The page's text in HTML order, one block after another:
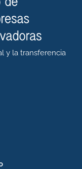
y la transferencia